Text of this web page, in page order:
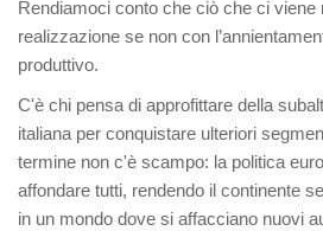
Rendiamoci conto che ciò che ci
realizzazione se non con
produttivo.
C'è chi pensa di approfittare della
italiana per conquistare ulteriori
termine non c'è scampo: la politica
affondare tutti, rendendo il continente
in un mondo dove si affacciano nuovi